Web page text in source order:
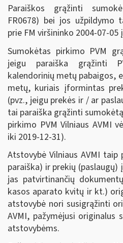
Paraiškos grąžinti
FR0678) bei jos užpildymo
prie FM viršininko 2004-07-05
Sumokėtas pirkimo PVM
jeigu paraiška grąžinti
kalendorinių metų pabaigos,
metų, kuriais įformintas
(pvz., jeigu prekės ir / ar
tai paraiška grąžinti
pirkimo PVM Vilniaus AVMI
iki 2019-12-31).
Atstovybė Vilniaus AVMI
paraiška) ir prekių
jas patvirtinančių
kasos aparato kvitų ir kt.)
atstovybė nori susigrąžinti
AVMI, pažymėjusi originalus
atstovybėms.